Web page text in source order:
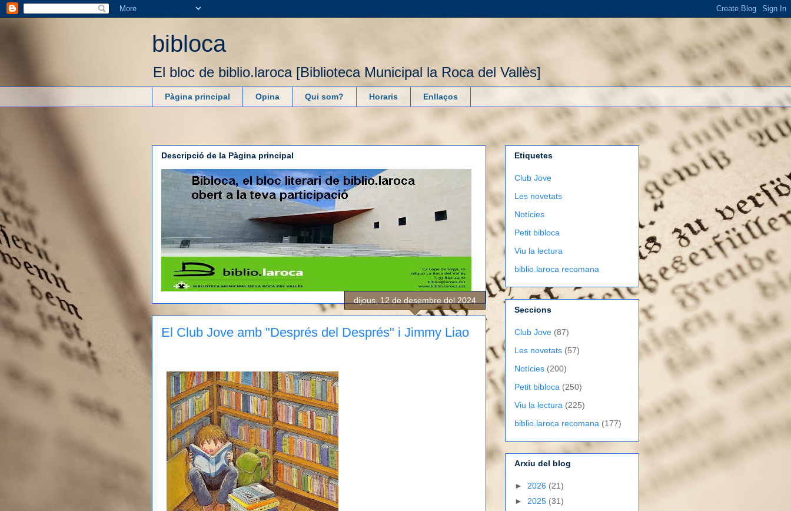
bibloca
El bloc de biblio.laroca [Biblioteca Municipal la Roca del Vallès]
Pàgina principal Opina Qui som? Horaris Enllaços
Descripció de la Pàgina principal
dijous, 12 de desembre del 2024
El Club Jove amb "Després del Després" i Jimmy Liao
Etiquetes
Club Jove
Les novetats
Notícies
Petit bibloca
Viu la lectura
biblio.laroca recomana
Seccions
Club Jove (87)
Les novetats (57)
Notícies (200)
Petit bibloca (250)
Viu la lectura (225)
biblio.laroca recomana (177)
Arxiu del blog
► 2026 (21)
► 2025 (31)